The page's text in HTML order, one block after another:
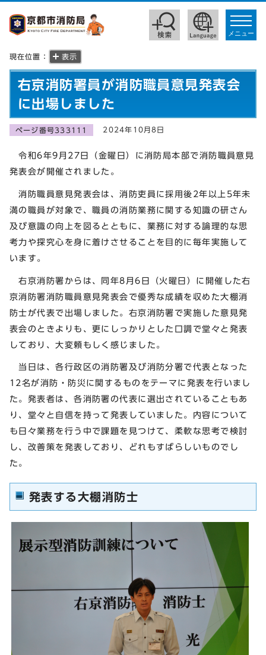
toggle
メニュー
現在位置： 表示
右京消防署員が消防職員意見発表会
に出場しました
ページ番号333111 2024年10月8日
令和6年9月27日（金曜日）に消防局本部で消防職員意見
発表会が開催されました。
消防職員意見発表会は、消防吏員に採用後2年以上5年未
満の職員が対象で、職員の消防業務に関する知識の研さん
及び意識の向上を図るとともに、業務に対する論理的な思
考力や探究心を身に着けさせることを目的に毎年実施して
います。
右京消防署からは、同年8月6日（火曜日）に開催した右
京消防署消防職員意見発表会で優秀な成績を収めた大棚消
防士が代表で出場しました。右京消防署で実施した意見発
表会のときよりも、更にしっかりとした口調で堂々と発表
しており、大変頼もしく感じました。
当日は、各行政区の消防署及び消防分署で代表となった
12名が消防・防災に関するものをテーマに発表を行いまし
た。発表者は、各消防署の代表に選出されていることもあ
り、堂々と自信を持って発表していました。内容について
も日々業務を行う中で課題を見つけて、柔軟な思考で検討
し、改善策を発表しており、どれもすばらしいものでし
た。
発表する大棚消防士